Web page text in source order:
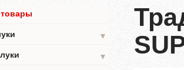
▼
▼